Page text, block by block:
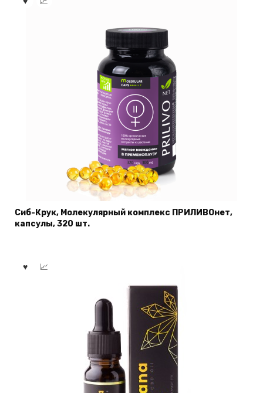
Сиб-Крук, Молекулярный комплекс ПРИЛИВОнет,
капсулы, 320 шт.